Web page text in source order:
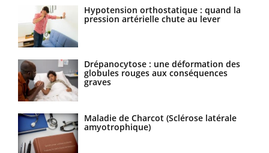
Hypotension orthostatique : quand la
pression artérielle chute au lever
Drépanocytose : une déformation des
globules rouges aux conséquences
graves
Maladie de Charcot (Sclérose latérale
amyotrophique)